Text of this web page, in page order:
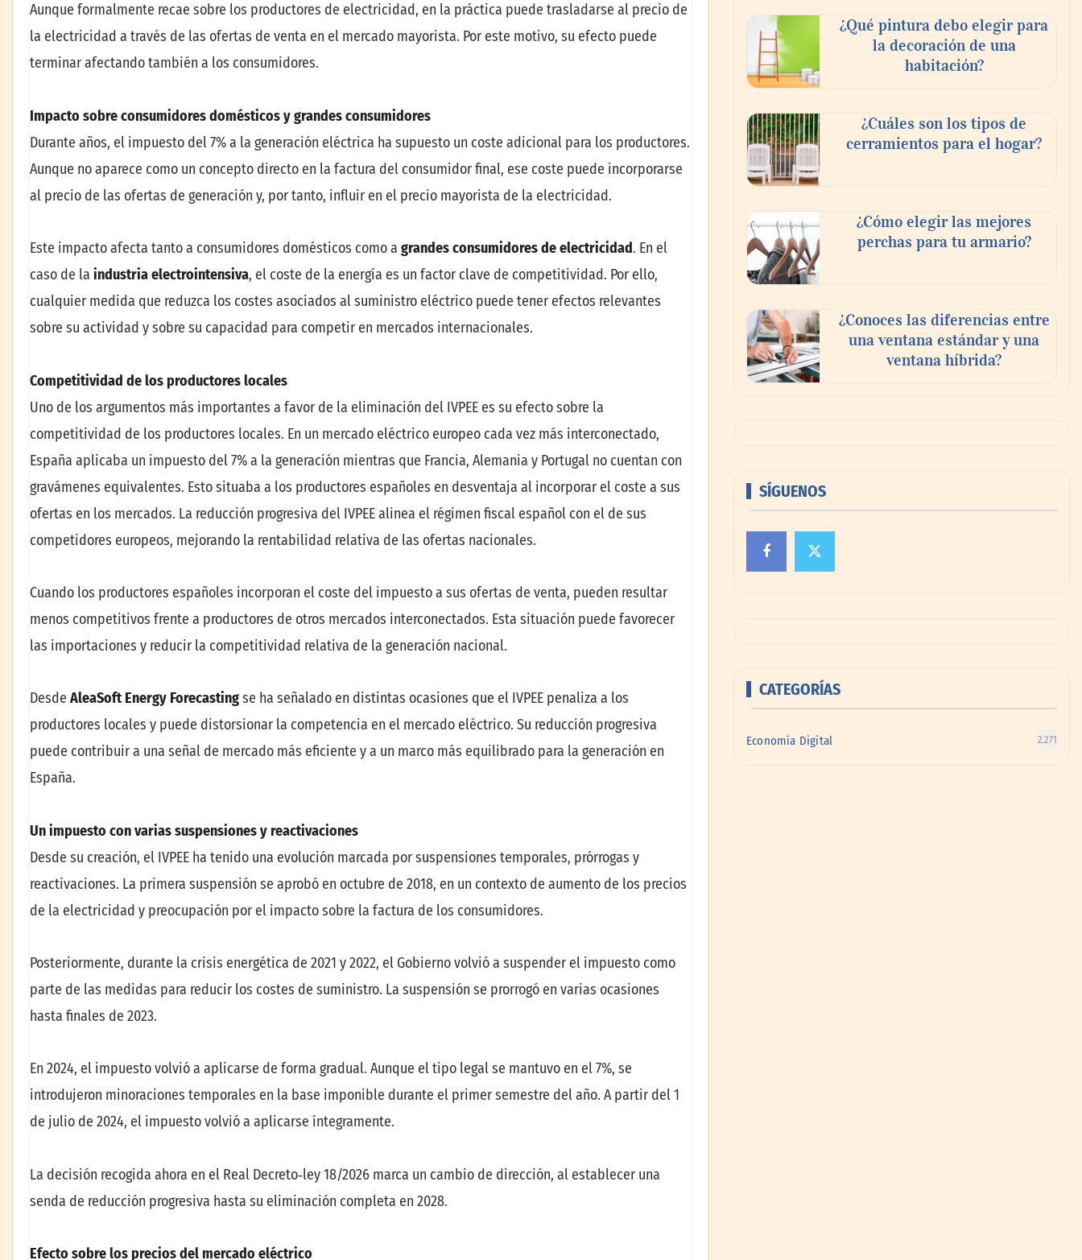
Aunque formalmente recae sobre los productores de electricidad, en la práctica puede trasladarse al precio de
la electricidad a través de las ofertas de venta en el mercado mayorista. Por este motivo, su efecto puede
terminar afectando también a los consumidores.
Impacto sobre consumidores domésticos y grandes consumidores
Durante años, el impuesto del 7% a la generación eléctrica ha supuesto un coste adicional para los productores.
Aunque no aparece como un concepto directo en la factura del consumidor final, ese coste puede incorporarse
al precio de las ofertas de generación y, por tanto, influir en el precio mayorista de la electricidad.
Este impacto afecta tanto a consumidores domésticos como a grandes consumidores de electricidad. En el
caso de la industria electrointensiva, el coste de la energía es un factor clave de competitividad. Por ello,
cualquier medida que reduzca los costes asociados al suministro eléctrico puede tener efectos relevantes
sobre su actividad y sobre su capacidad para competir en mercados internacionales.
Competitividad de los productores locales
Uno de los argumentos más importantes a favor de la eliminación del IVPEE es su efecto sobre la
competitividad de los productores locales. En un mercado eléctrico europeo cada vez más interconectado,
España aplicaba un impuesto del 7% a la generación mientras que Francia, Alemania y Portugal no cuentan con
gravámenes equivalentes. Esto situaba a los productores españoles en desventaja al incorporar el coste a sus
ofertas en los mercados. La reducción progresiva del IVPEE alinea el régimen fiscal español con el de sus
competidores europeos, mejorando la rentabilidad relativa de las ofertas nacionales.
Cuando los productores españoles incorporan el coste del impuesto a sus ofertas de venta, pueden resultar
menos competitivos frente a productores de otros mercados interconectados. Esta situación puede favorecer
las importaciones y reducir la competitividad relativa de la generación nacional.
Desde AleaSoft Energy Forecastingse ha señalado en distintas ocasiones que el IVPEE penaliza a los
productores locales y puede distorsionar la competencia en el mercado eléctrico. Su reducción progresiva
puede contribuir a una señal de mercado más eficiente y a un marco más equilibrado para la generación en
España.
Un impuesto con varias suspensiones y reactivaciones
Desde su creación, el IVPEE ha tenido una evolución marcada por suspensiones temporales, prórrogas y
reactivaciones. La primera suspensión se aprobó en octubre de 2018, en un contexto de aumento de los precios
de la electricidad y preocupación por el impacto sobre la factura de los consumidores.
Posteriormente, durante la crisis energética de 2021 y 2022, el Gobierno volvió a suspender el impuesto como
parte de las medidas para reducir los costes de suministro. La suspensión se prorrogó en varias ocasiones
hasta finales de 2023.
En 2024, el impuesto volvió a aplicarse de forma gradual. Aunque el tipo legal se mantuvo en el 7%, se
introdujeron minoraciones temporales en la base imponible durante el primer semestre del año. A partir del 1
de julio de 2024, el impuesto volvió a aplicarse íntegramente.
La decisión recogida ahora en el Real Decreto‑ley 18/2026 marca un cambio de dirección, al establecer una
senda de reducción progresiva hasta su eliminación completa en 2028.
Efecto sobre los precios del mercado eléctrico
¿Qué pintura debo elegir para
la decoración de una
habitación?
¿Cuáles son los tipos de
cerramientos para el hogar?
¿Cómo elegir las mejores
perchas para tu armario?
¿Conoces las diferencias entre
una ventana estándar y una
ventana híbrida?
SÍGUENOS
CATEGORÍAS
Economía Digital 2.271